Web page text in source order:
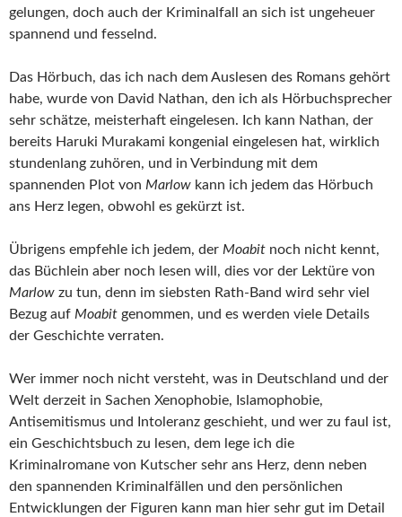
gelungen, doch auch der Kriminalfall an sich ist ungeheuer
spannend und fesselnd.
Das Hörbuch, das ich nach dem Auslesen des Romans gehört
habe, wurde von David Nathan, den ich als Hörbuchsprecher
sehr schätze, meisterhaft eingelesen. Ich kann Nathan, der
bereits Haruki Murakami kongenial eingelesen hat, wirklich
stundenlang zuhören, und in Verbindung mit dem
spannenden Plot von Marlow kann ich jedem das Hörbuch
ans Herz legen, obwohl es gekürzt ist.
Übrigens empfehle ich jedem, der Moabit noch nicht kennt,
das Büchlein aber noch lesen will, dies vor der Lektüre von
Marlow zu tun, denn im siebsten Rath-Band wird sehr viel
Bezug auf Moabit genommen, und es werden viele Details
der Geschichte verraten.
Wer immer noch nicht versteht, was in Deutschland und der
Welt derzeit in Sachen Xenophobie, Islamophobie,
Antisemitismus und Intoleranz geschieht, und wer zu faul ist,
ein Geschichtsbuch zu lesen, dem lege ich die
Kriminalromane von Kutscher sehr ans Herz, denn neben
den spannenden Kriminalfällen und den persönlichen
Entwicklungen der Figuren kann man hier sehr gut im Detail